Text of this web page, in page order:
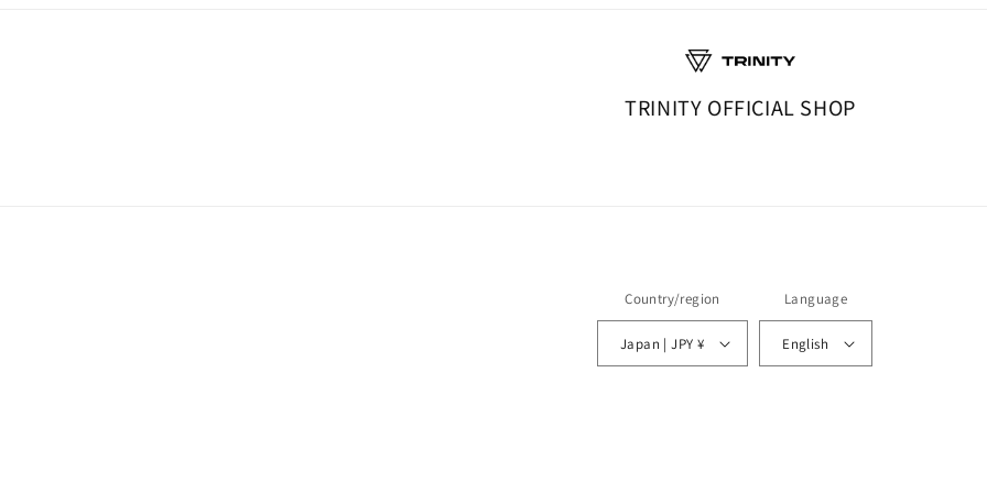
TRINITY OFFICIAL SHOP
Country/region
Japan | JPY ¥
Language
English